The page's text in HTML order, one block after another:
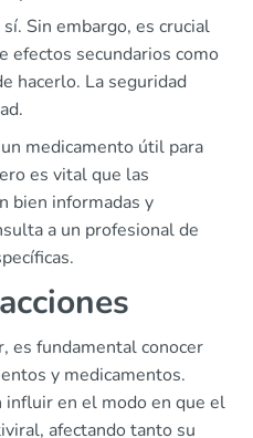
Sin embargo, es crucial
efectos secundarios como
hacerlo. La seguridad
medicamento útil para
es vital que las
bien informadas y
a un profesional de
es fundamental conocer
y medicamentos.
influir en el modo en que el
afectando tanto su